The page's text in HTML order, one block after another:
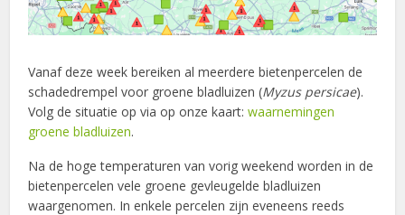
Vanaf deze week bereiken al meerdere bietenpercelen de
schadedrempel voor groene bladluizen (Myzus persicae).
Volg de situatie op via op onze kaart:waarnemingen
groene bladluizen.
Na de hoge temperaturen van vorig weekend worden in de
bietenpercelen vele groene gevleugelde bladluizen
waargenomen. In enkele percelen zijn eveneens reeds